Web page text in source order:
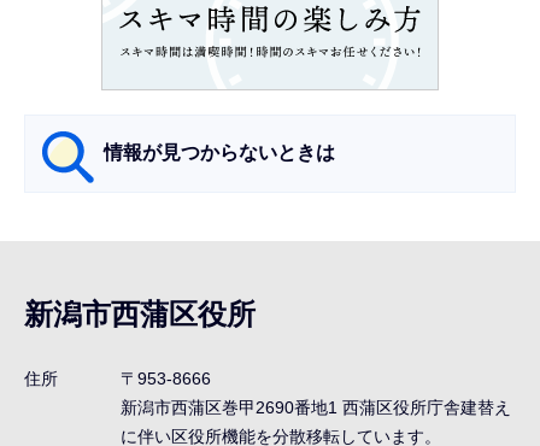
情報が見つからないときは
ナ
ビ
ゲ
新潟市西蒲区役所
住所
〒953-8666
新潟市西蒲区巻甲2690番地1 西蒲区役所庁舎建替え
に伴い区役所機能を分散移転しています。